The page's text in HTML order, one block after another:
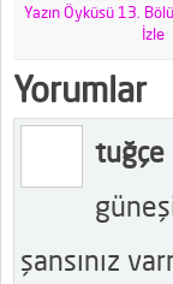
Yazın Öyküsü 13.
İzle
Yorumlar
tuğçe
şansınız